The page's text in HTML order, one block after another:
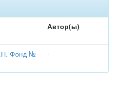
Автор(ы)
Фонд №
-